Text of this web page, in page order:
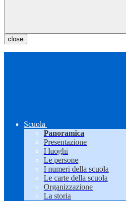
close
Scuola
Panoramica
Presentazione
I luoghi
Le persone
I numeri della scuola
Le carte della scuola
Organizzazione
La storia